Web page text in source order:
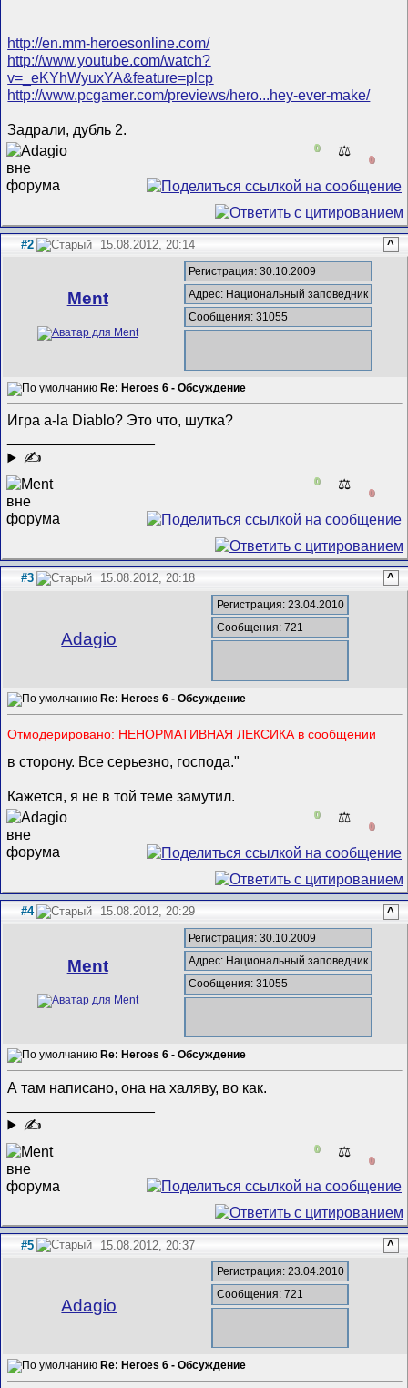
http://en.mm-heroesonline.com/
http://www.youtube.com/watch?
v=_eKYhWyuxYA&feature=plcp
http://www.pcgamer.com/previews/hero...hey-ever-make/
Задрали, дубль 2.
0 ⚖️
0
#2 15.08.2012, 20:14 ^
Ment
Регистрация: 30.10.2009
Адрес: Национальный заповедник
Сообщения: 31055
Re: Heroes 6 - Обсуждение
Игра a-la Diablo? Это что, шутка?
✍
0 ⚖️
0
#3 15.08.2012, 20:18 ^
Adagio
Регистрация: 23.04.2010
Сообщения: 721
Re: Heroes 6 - Обсуждение
Отмодерировано: НЕНОРМАТИВНАЯ ЛЕКСИКА в сообщении
в сторону. Все серьезно, господа."
Кажется, я не в той теме замутил.
0 ⚖️
0
#4 15.08.2012, 20:29 ^
Ment
Регистрация: 30.10.2009
Адрес: Национальный заповедник
Сообщения: 31055
Re: Heroes 6 - Обсуждение
А там написано, она на халяву, во как.
✍
0 ⚖️
0
#5 15.08.2012, 20:37 ^
Adagio
Регистрация: 23.04.2010
Сообщения: 721
Re: Heroes 6 - Обсуждение